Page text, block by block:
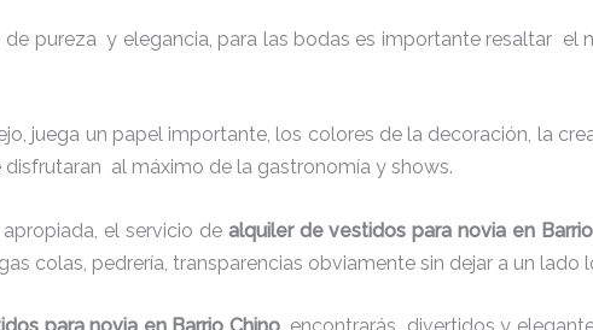
pureza y elegancia, para las bodas es importante resaltar el
juega un papel importante, los colores de la decoración, la
al máximo de la gastronomía y shows.
el servicio de alquiler de vestidos para novia en
colas, pedrería, transparencias obviamente sin dejar a un lado